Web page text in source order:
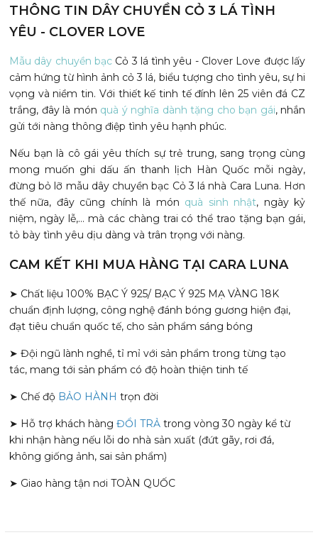
THÔNG TIN DÂY CHUYỀN CỎ 3 LÁ TÌNH
YÊU - CLOVER LOVE
Mẫu dây chuyền bạcCỏ 3 lá tình yêu - Clover Love được lấy
cảm hứng từ hình ảnh cỏ 3 lá, biểu tượng cho tình yêu, sự hi
vọng và niềm tin. Với thiết kế tinh tế đính lên 25 viên đá CZ
trắng, đây là món quà ý nghĩa dành tặng cho bạn gái, nhắn
gửi tới nàng thông điệp tình yêu hạnh phúc.
Nếu bạn là cô gái yêu thích sự trẻ trung, sang trọng cùng
mong muốn ghi dấu ấn thanh lịch Hàn Quốc mỗi ngày,
đừng bỏ lỡ mẫu dây chuyền bạc Cỏ 3 lá nhà Cara Luna. Hơn
thế nữa, đây cũng chính là món quà sinh nhật, ngày kỷ
niệm, ngày lễ,... mà các chàng trai có thể trao tặng bạn gái,
tỏ bày tình yêu dịu dàng và trân trọng với nàng.
CAM KẾT KHI MUA HÀNG TẠI CARA LUNA
➤ Chất liệu 100% BẠC Ý 925/ BẠC Ý 925 MẠ VÀNG 18K
chuẩn định lượng, công nghệ đánh bóng gương hiện đại,
đạt tiêu chuẩn quốc tế, cho sản phẩm sáng bóng
➤ Đội ngũ lành nghề, tỉ mỉ với sản phẩm trong từng tạo
tác, mang tới sản phẩm có độ hoàn thiện tinh tế
➤ Chế độ BẢO HÀNH trọn đời
➤ Hỗ trợ khách hàng ĐỔI TRẢ trong vòng 30 ngày kể từ
khi nhận hàng nếu lỗi do nhà sản xuất (đứt gãy, rơi đá,
không giống ảnh, sai sản phẩm)
➤ Giao hàng tận nơi TOÀN QUỐC